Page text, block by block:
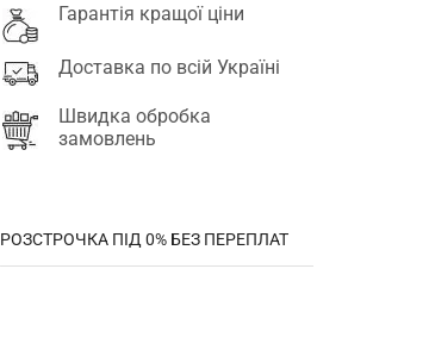
Гарантія кращої ціни
Доставка по всій Україні
Швидка обробка
замовлень
РОЗСТРОЧКА ПІД 0% БЕЗ ПЕРЕПЛАТ